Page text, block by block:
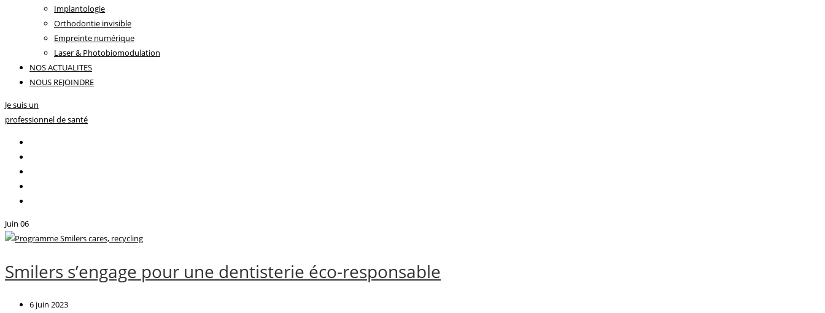
Implantologie
Orthodontie invisible
Empreinte numérique
Laser & Photobiomodulation
NOS ACTUALITES
NOUS REJOINDRE
Je suis un
professionnel de santé
Juin 06
Smilers s’engage pour une dentisterie éco-responsable
6 juin 2023